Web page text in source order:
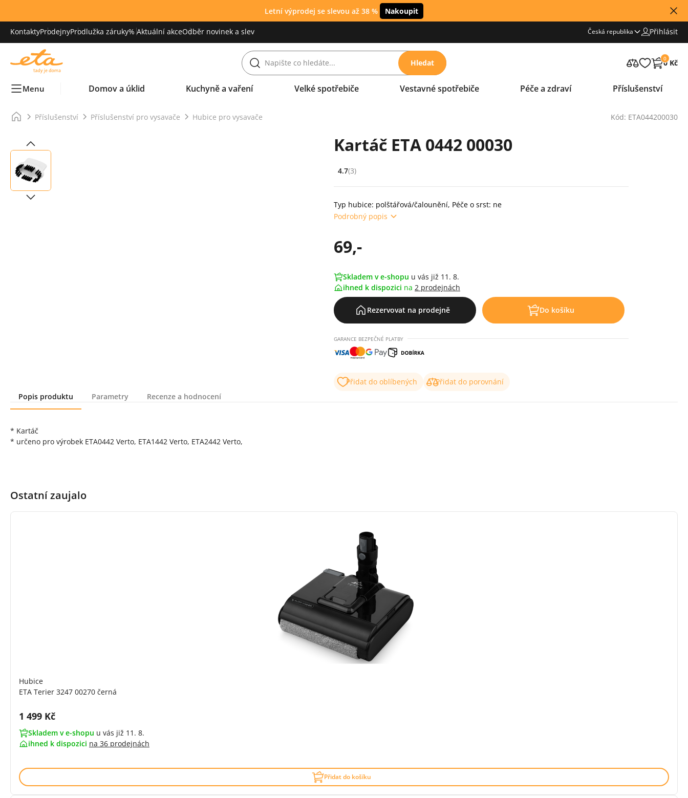
Letní výprodej se slevou až 38 % Nakoupit
KontaktyProdejnyProdlužka záruky% Aktuální akceOdběr novinek a slev Česká republika Přihlásit
Hledat 0
0 Kč
Menu Domov a úklid Kuchyně a vaření Velké spotřebiče Vestavné spotřebiče Péče a zdraví Příslušenství
Příslušenství Příslušenství pro vysavače Hubice pro vysavače Kód: ETA044200030
Kartáč ETA 0442 00030
Hodnocení: 4.7 z 5 (3 recenzí)
4.7(3)
Typ hubice: polštářová/čalounění, Péče o srst: ne
Podrobný popis
69,-
Skladem v e-shopu u vás již 11. 8.
ihned k dispozici na 2 prodejnách
Rezervovat na prodejně Do košíku
GARANCE BEZPEČNÉ PLATBY
Přidat do oblíbených
Přidat do porovnání
Popis produktu
Parametry Recenze a hodnocení
* Kartáč
* určeno pro výrobek ETA0442 Verto, ETA1442 Verto, ETA2442 Verto,
Ostatní zaujalo
Hubice
ETA Terier 3247 00270 černá
Cena s DPH:
1 499 Kč
Skladem v e-shopu u vás již 11. 8.
ihned k dispozici na 36 prodejnách
Přidat do košíku